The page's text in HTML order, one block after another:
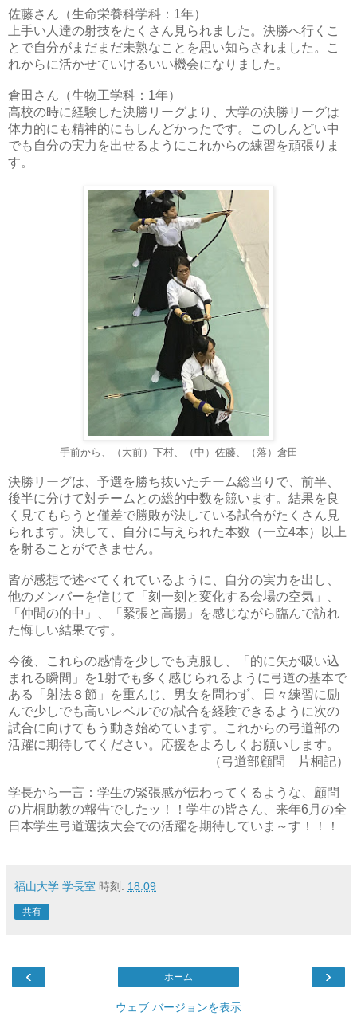
佐藤さん（生命栄養科学科：1年）
上手い人達の射技をたくさん見られました。決勝へ行くこ
とで自分がまだまだ未熟なことを思い知らされました。こ
れからに活かせていけるいい機会になりました。
倉田さん（生物工学科：1年）
高校の時に経験した決勝リーグより、大学の決勝リーグは
体力的にも精神的にもしんどかったです。このしんどい中
でも自分の実力を出せるようにこれからの練習を頑張りま
す。
手前から、（大前）下村、（中）佐藤、（落）倉田
決勝リーグは、予選を勝ち抜いたチーム総当りで、前半、
後半に分けて対チームとの総的中数を競います。結果を良
く見てもらうと僅差で勝敗が決している試合がたくさん見
られます。決して、自分に与えられた本数（一立4本）以上
を射ることができません。
皆が感想で述べてくれているように、自分の実力を出し、
他のメンバーを信じて「刻一刻と変化する会場の空気」、
「仲間の的中」、「緊張と高揚」を感じながら臨んで訪れ
た悔しい結果です。
今後、これらの感情を少しでも克服し、「的に矢が吸い込
まれる瞬間」を1射でも多く感じられるように弓道の基本で
ある「射法８節」を重んじ、男女を問わず、日々練習に励
んで少しでも高いレベルでの試合を経験できるように次の
試合に向けてもう動き始めています。これからの弓道部の
活躍に期待してください。応援をよろしくお願いします。
（弓道部顧問 片桐記）
学長から一言：学生の緊張感が伝わってくるような、顧問
の片桐助教の報告でしたッ！！学生の皆さん、来年6月の全
日本学生弓道選抜大会での活躍を期待していま～す！！！
福山大学 学長室 時刻: 18:09
共有
‹ ›
ホーム
ウェブ バージョンを表示